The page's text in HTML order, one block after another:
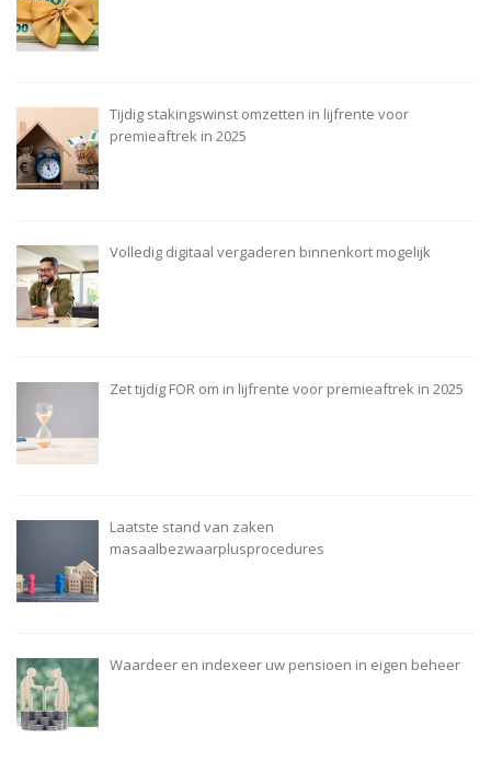
Tijdig stakingswinst omzetten in lijfrente voor
premieaftrek in 2025
Volledig digitaal vergaderen binnenkort mogelijk
Zet tijdig FOR om in lijfrente voor premieaftrek in 2025
Laatste stand van zaken
masaalbezwaarplusprocedures
Waardeer en indexeer uw pensioen in eigen beheer